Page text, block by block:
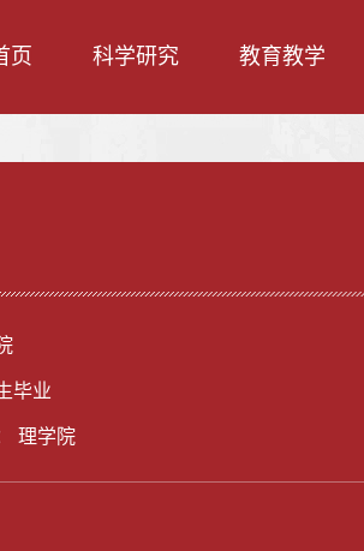
页 科学研究 教育教学
毕业
理学院